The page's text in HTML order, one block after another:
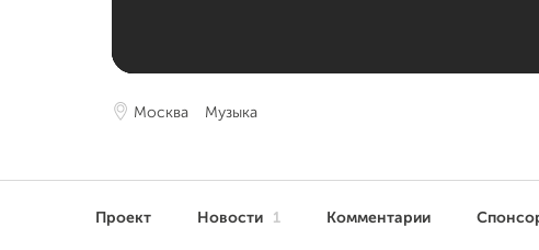
Москва Музыка
Проект Новости 1 Комментарии